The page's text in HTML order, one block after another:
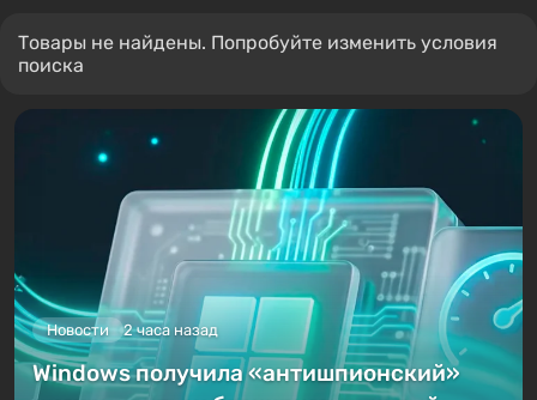
Товары не найдены. Попробуйте изменить условия
поиска
Новости 2 часа назад
Windows получила «антишпионский»